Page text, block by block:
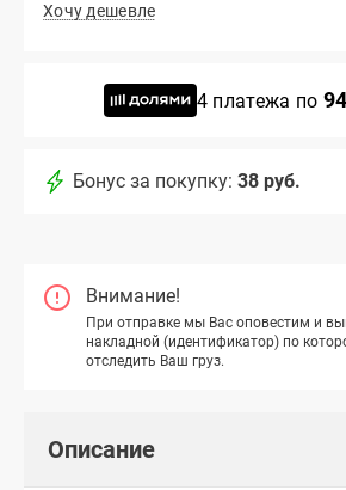
Хочу дешевле
4 платежа по
Бонус за покупку: 38 руб.
Внимание!
При отправке мы Вас оповестим и
накладной (идентификатор) по
отследить Ваш груз.
Описание